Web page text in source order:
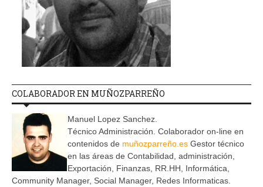
COLABORADOR EN MUÑOZPARREÑO
Manuel Lopez Sanchez.
Técnico Administración. Colaborador on-line en
contenidos de muñozparreño.es Gestor técnico
en las áreas de Contabilidad, administración,
Exportación, Finanzas, RR.HH, Informática,
Community Manager, Social Manager, Redes Informaticas.